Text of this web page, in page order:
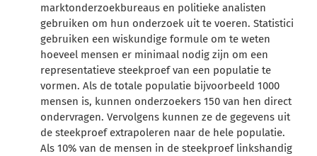
marktonderzoekbureaus en politieke analisten
gebruiken om hun onderzoek uit te voeren. Statistici
gebruiken een wiskundige formule om te weten
hoeveel mensen er minimaal nodig zijn om een
representatieve steekproef van een populatie te
vormen. Als de totale populatie bijvoorbeeld 1000
mensen is, kunnen onderzoekers 150 van hen direct
ondervragen. Vervolgens kunnen ze de gegevens uit
de steekproef extrapoleren naar de hele populatie.
Als 10% van de mensen in de steekproef linkshandig